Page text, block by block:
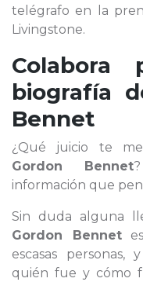
telégrafo en la
Livingstone.
Colabora
biografía
Bennet
¿Qué juicio te
Gordon Bennet
información que
Sin duda alguna
Gordon Bennetes
escasas
quién fue y cómo